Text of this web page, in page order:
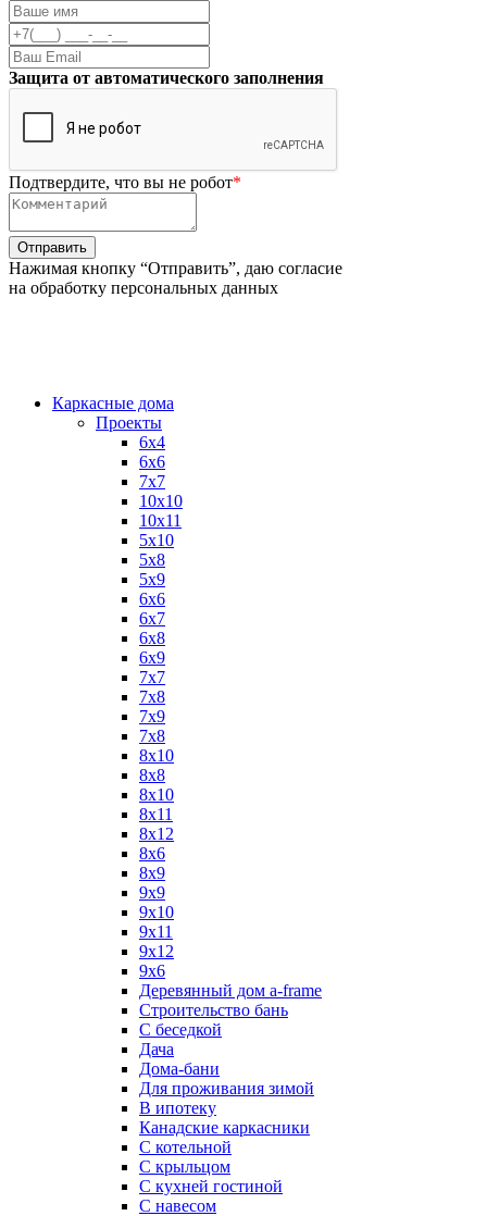
Защита от автоматического заполнения
Подтвердите, что вы не робот*
Нажимая кнопку “Отправить”, даю согласие
на обработку персональных данных
Каркасные дома
Проекты
6х4
6х6
7х7
10х10
10х11
5х10
5х8
5х9
6x6
6x7
6x8
6x9
7x7
7x8
7x9
7х8
8x10
8x8
8х10
8х11
8х12
8х6
8х9
9x9
9х10
9х11
9х12
9х6
Деревянный дом a-frame
Строительство бань
С беседкой
Дача
Дома-бани
Для проживания зимой
В ипотеку
Канадские каркасники
С котельной
С крыльцом
С кухней гостиной
С навесом